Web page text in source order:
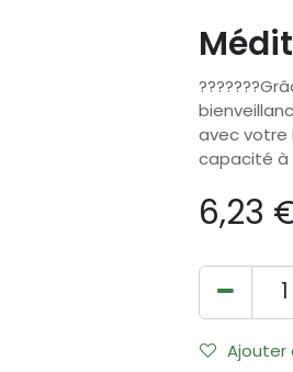
avec votre
capacité à
6,23
Ajouter